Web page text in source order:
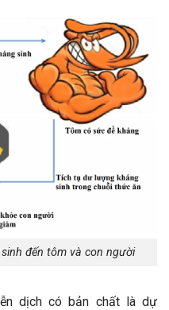
đến tôm và con người
dịch có bản chất là dự